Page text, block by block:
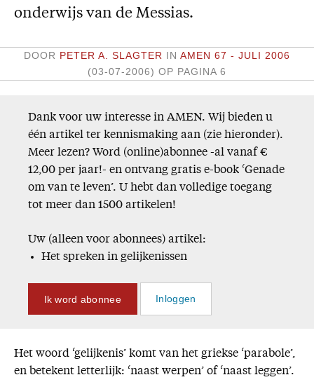
Nabestellen
En verder
onderwijs van de Messias.
DOOR PETER A. SLAGTER INAMEN 67 - JULI 2006
(03-07-2006) OP PAGINA 6
Dank voor uw interesse in AMEN. Wij bieden u
één artikel ter kennismaking aan (zie hieronder).
Meer lezen? Word (online)abonnee -al vanaf €
12,00 per jaar!- en ontvang gratis e-book ‘Genade
om van te leven’. U hebt dan volledige toegang
tot meer dan 1500 artikelen!
Uw (alleen voor abonnees) artikel:
Het spreken in gelijkenissen
Ik word abonnee Inloggen
Het woord ‘gelijkenis’ komt van het griekse ‘parabole’,
en betekent letterlijk: ‘naast werpen’ of ‘naast leggen’.